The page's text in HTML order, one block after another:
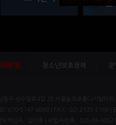
조
방침 청소년보호정책 운
동구 성수일로4길 25 서울숲코오롱디지털타
070-5147-6068 | FAX : 02) 2135-2166 |